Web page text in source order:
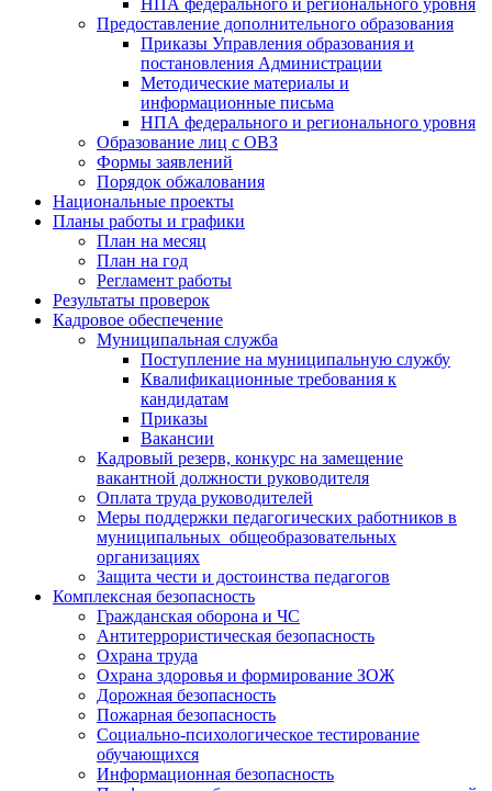
НПА федерального и регионального уровня
Предоставление дополнительного образования
Приказы Управления образования и
постановления Администрации
Методические материалы и
информационные письма
НПА федерального и регионального уровня
Образование лиц с ОВЗ
Формы заявлений
Порядок обжалования
Национальные проекты
Планы работы и графики
План на месяц
План на год
Регламент работы
Результаты проверок
Кадровое обеспечение
Муниципальная служба
Поступление на муниципальную службу
Квалификационные требования к
кандидатам
Приказы
Вакансии
Кадровый резерв, конкурс на замещение
вакантной должности руководителя
Оплата труда руководителей
Меры поддержки педагогических работников в
муниципальных общеобразовательных
организациях
Защита чести и достоинства педагогов
Комплексная безопасность
Гражданская оборона и ЧС
Антитеррористическая безопасность
Охрана труда
Охрана здоровья и формирование ЗОЖ
Дорожная безопасность
Пожарная безопасность
Социально-психологическое тестирование
обучающихся
Информационная безопасность